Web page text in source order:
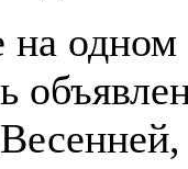
на